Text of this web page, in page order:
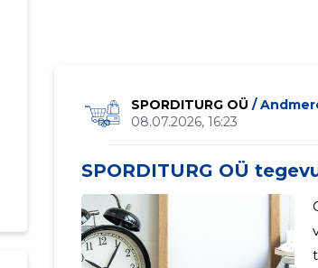
SPORDITURG OÜ /
08.07.2026, 16:23
SPORDITURG OÜ